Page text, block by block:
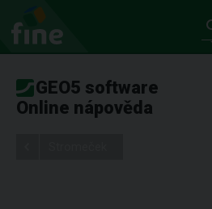
GEO5 software
Online nápověda